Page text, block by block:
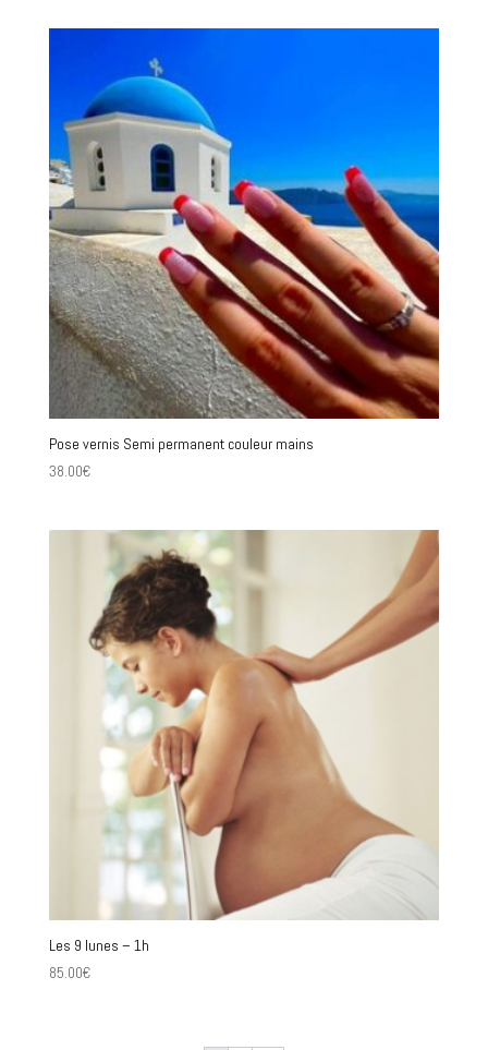
Pose vernis Semi permanent couleur mains
38.00€
Les 9 lunes – 1h
85.00€